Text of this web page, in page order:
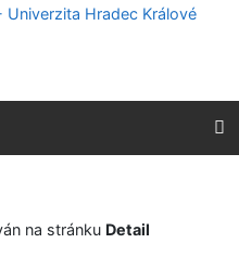
na stránku Detail